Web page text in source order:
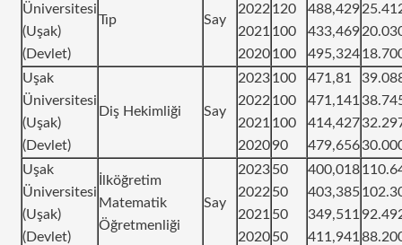
Üniversitesi
(Uşak)
(Devlet)
Tıp Say
2022
2021
2020
120
100
100
488,429
433,469
495,324
Uşak
Üniversitesi
(Uşak)
(Devlet)
Diş Hekimliği Say
2023
2022
2021
2020
100
100
100
90
471,81
471,141
414,427
479,656
Uşak
Üniversitesi
(Uşak)
(Devlet)
İlköğretim
Matematik
Öğretmenliği
Say
2023
2022
2021
2020
50
50
50
50
400,018
403,385
349,511
411,941